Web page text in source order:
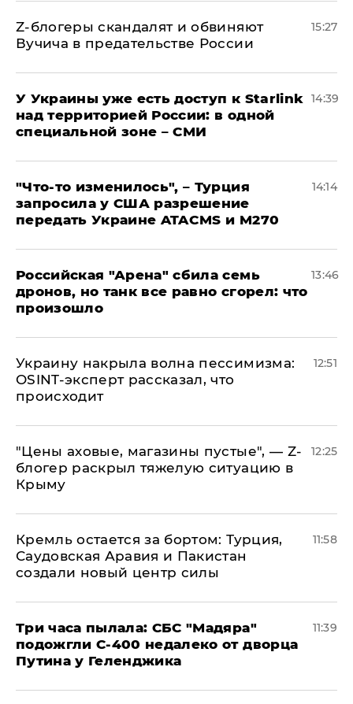
Z-блогеры скандалят и обвиняют
Вучича в предательстве России
15:27
У Украины уже есть доступ к Starlink
над территорией России: в одной
специальной зоне – СМИ
14:39
​"Что-то изменилось", – Турция
запросила у США разрешение
передать Украине ATACMS и M270
14:14
​Российская "Арена" сбила семь
дронов, но танк все равно сгорел: что
произошло
13:46
​Украину накрыла волна пессимизма:
OSINT-эксперт рассказал, что
происходит
12:51
​"Цены аховые, магазины пустые", — Z-
блогер раскрыл тяжелую ситуацию в
Крыму
12:25
​Кремль остается за бортом: Турция,
Саудовская Аравия и Пакистан
создали новый центр силы
11:58
Три часа пылала: СБС "Мадяра"
подожгли С-400 недалеко от дворца
Путина у Геленджика
11:39